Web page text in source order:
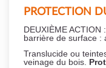
PROTECTION
DEUXIÈME ACTION :
barrière de surface :
Translucide ou
veinage du bois.